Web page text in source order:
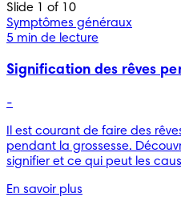
Slide 1 of 10
Symptômes généraux
5 min de lecture
Signification des rêves
-
Il est courant de faire des
pendant la grossesse.
signifier et ce qui peut les
En savoir plus